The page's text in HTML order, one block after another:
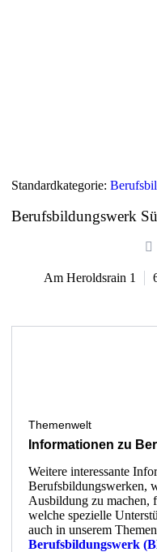
Standardkategorie:
Berufsbildungswerk
Am Heroldsrain 1
Themenwelt
Informationen zu
Weitere interessante
Berufsbildungswerken,
Ausbildung zu machen,
welche spezielle
auch in unserem
Berufsbildungswerk